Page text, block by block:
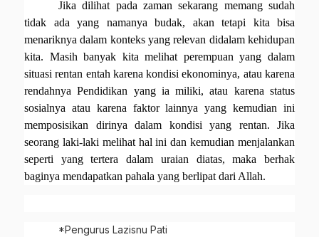
Jika dilihat pada zaman sekarang memang sudah
tidak ada yang namanya budak, akan tetapi kita bisa
menariknya dalam konteks yang relevan didalam kehidupan
kita. Masih banyak kita melihat perempuan yang dalam
situasi rentan entah karena kondisi ekonominya, atau karena
rendahnya Pendidikan yang ia miliki, atau karena status
sosialnya atau karena faktor lainnya yang kemudian ini
memposisikan dirinya dalam kondisi yang rentan. Jika
seorang laki-laki melihat hal ini dan kemudian menjalankan
seperti yang tertera dalam uraian diatas, maka berhak
baginya mendapatkan pahala yang berlipat dari Allah.
*Pengurus Lazisnu Pati